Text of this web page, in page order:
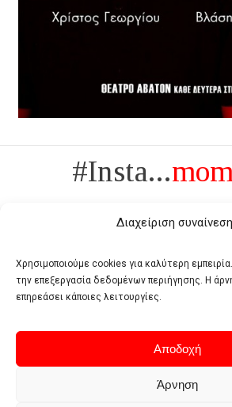
Διαχείριση
Χρησιμοποιούμε cookies για καλύτερη
την επεξεργασία δεδομένων περιήγησης. Η
επηρεάσει κάποιες λειτουργίες.
Αποδοχή
Άρνηση
#Insta...
Πολυτέλεια δεν είναι το αντίθετο της